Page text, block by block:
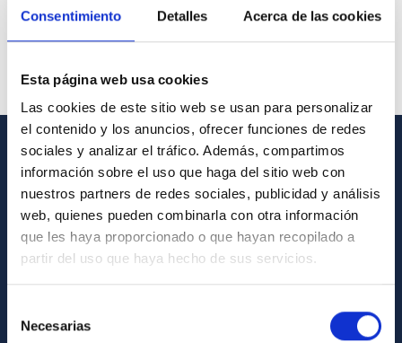
Consentimiento Detalles Acerca de las cookies
Esta página web usa cookies
Las cookies de este sitio web se usan para personalizar
el contenido y los anuncios, ofrecer funciones de redes
sociales y analizar el tráfico. Además, compartimos
información sobre el uso que haga del sitio web con
nuestros partners de redes sociales, publicidad y análisis
web, quienes pueden combinarla con otra información
que les haya proporcionado o que hayan recopilado a
partir del uso que haya hecho de sus servicios.
Necesarias
GENERAL INFORMATION
Contact
How to get to the IAC
List of personnel
General register